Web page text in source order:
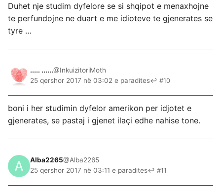
Duhet nje studim dyfelore se si shqipot e menaxhojne
te perfundojne ne duart e me idioteve te gjenerates se
tyre …
..... ......@InkuizitoriMoth
25 qershor 2017 në 03:02 e paradites↩ #10
boni i her studimin dyfelor amerikon per idjotet e
gjenerates, se pastaj i gjenet ilaçi edhe nahise tone.
Alba2265@Alba2265
25 qershor 2017 në 03:11 e paradites↩ #11